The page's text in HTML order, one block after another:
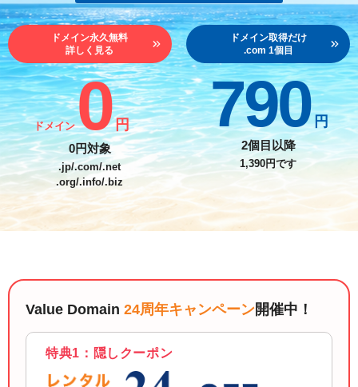
Value Domain Analyzer
Value AI Writer
Value Domainにログイン
外部サービスでの登録が一部未対応（Google等）
おすすめ One レンタルサーバーを含む最新の機能を使う方
Value Domain Oneにログイン
Value Domainユーザー登録
外部サービスでの登録が一部未対応（Google等）
おすすめ One レンタルサーバーを含む最新の機能を使う方
Value Domain Oneアカウント作成
以下でも登録可能
Google Yahoo!
ドメイン永久無料
詳しく見る
ドメイン0 円
0円対象
.jp/.com/.net
.org/.info/.biz
ドメイン取得だけ
.com 1個目
790 円
2個目以降
1,390円です
Value Domain 24周年キャンペーン開催中！
特典1：隠しクーポン